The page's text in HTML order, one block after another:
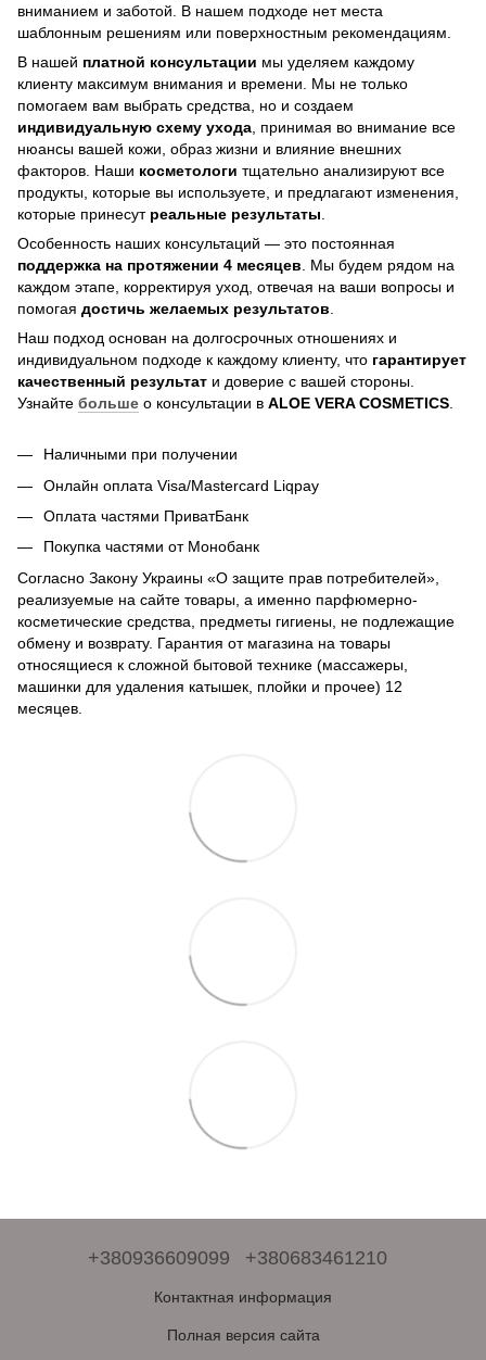
вниманием и заботой. В нашем подходе нет места
шаблонным решениям или поверхностным рекомендациям.
В нашей платной консультации мы уделяем каждому
клиенту максимум внимания и времени. Мы не только
помогаем вам выбрать средства, но и создаем
индивидуальную схему ухода, принимая во внимание все
нюансы вашей кожи, образ жизни и влияние внешних
факторов. Наши косметологи тщательно анализируют все
продукты, которые вы используете, и предлагают изменения,
которые принесут реальные результаты.
Особенность наших консультаций — это постоянная
поддержка на протяжении 4 месяцев. Мы будем рядом на
каждом этапе, корректируя уход, отвечая на ваши вопросы и
помогая достичь желаемых результатов.
Наш подход основан на долгосрочных отношениях и
индивидуальном подходе к каждому клиенту, что гарантирует
качественный результат и доверие с вашей стороны.
Узнайте больше о консультации в ALOE VERA COSMETICS.
Наличными при получении
Онлайн оплата Visa/Mastercard Liqpay
Оплата частями ПриватБанк
Покупка частями от Монобанк
Согласно Закону Украины «О защите прав потребителей»,
реализуемые на сайте товары, а именно парфюмерно-
косметические средства, предметы гигиены, не подлежащие
обмену и возврату. Гарантия от магазина на товары
относящиеся к сложной бытовой технике (массажеры,
машинки для удаления катышек, плойки и прочее) 12
месяцев.
+380936609099 +380683461210
Контактная информация
Полная версия сайта